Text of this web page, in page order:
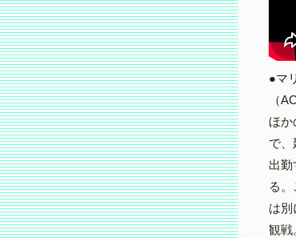
●マ
（
ほか
で
出
る
は
観戦